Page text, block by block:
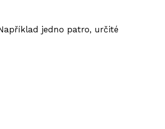
jedno patro, určité